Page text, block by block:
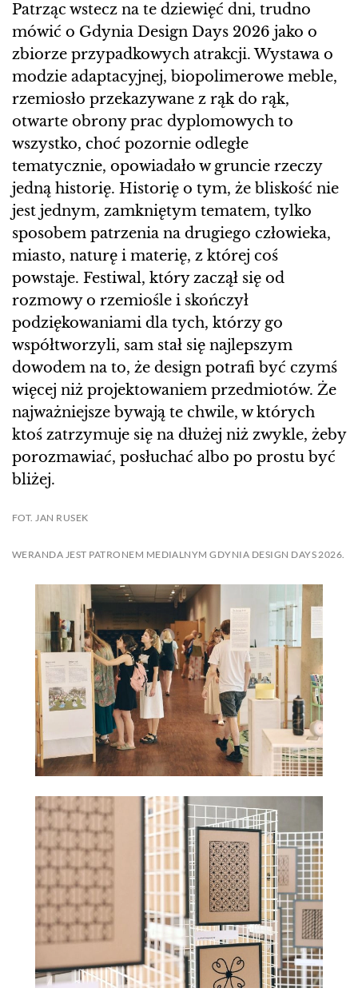
Patrząc wstecz na te dziewięć dni, trudno
mówić o Gdynia Design Days 2026 jako o
zbiorze przypadkowych atrakcji. Wystawa o
modzie adaptacyjnej, biopolimerowe meble,
rzemiosło przekazywane z rąk do rąk,
otwarte obrony prac dyplomowych to
wszystko, choć pozornie odległe
tematycznie, opowiadało w gruncie rzeczy
jedną historię. Historię o tym, że bliskość nie
jest jednym, zamkniętym tematem, tylko
sposobem patrzenia na drugiego człowieka,
miasto, naturę i materię, z której coś
powstaje. Festiwal, który zaczął się od
rozmowy o rzemiośle i skończył
podziękowaniami dla tych, którzy go
współtworzyli, sam stał się najlepszym
dowodem na to, że design potrafi być czymś
więcej niż projektowaniem przedmiotów. Że
najważniejsze bywają te chwile, w których
ktoś zatrzymuje się na dłużej niż zwykle, żeby
porozmawiać, posłuchać albo po prostu być
bliżej.
FOT. JAN RUSEK
WERANDA JEST PATRONEM MEDIALNYM GDYNIA DESIGN DAYS 2026.